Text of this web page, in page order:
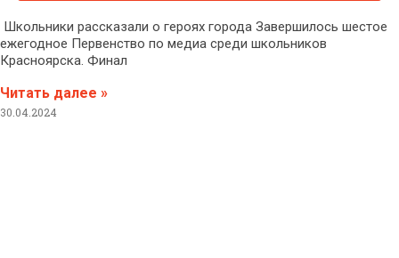
Школьники рассказали о героях города Завершилось шестое
ежегодное Первенство по медиа среди школьников
Красноярска. Финал
Читать далее »
30.04.2024